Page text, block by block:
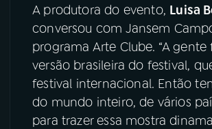
TikTok
A produtora do evento, Luisa
conversou com Jansem
programa Arte Clube. “A gente
versão brasileira do festival,
festival internacional. Então
do mundo inteiro, de vários
para trazer essa mostra